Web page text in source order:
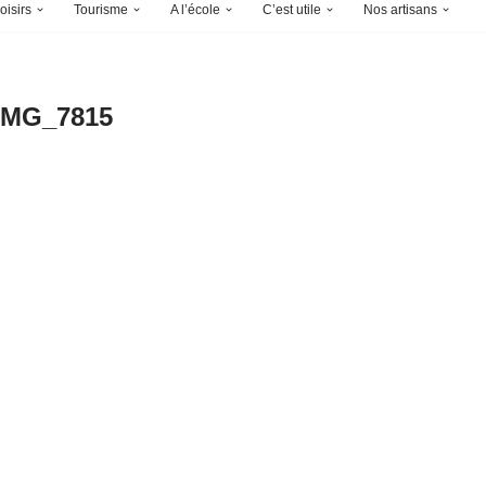
Tourisme A l’école C’est utile Nos artisans